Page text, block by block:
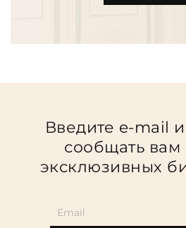
Введите e-mail
сообщать вам
эксклюзивных